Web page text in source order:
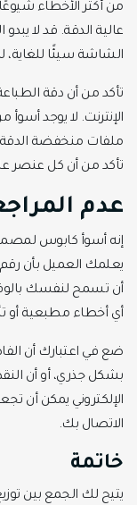
من أكثر الأخطاء
عالية الدقة. قد لا
الشاشة سيئًا
تأكد من أن دقة
الإنترنت. لا يوجد
ملفات منخفضة
تأكد من أن كل عنصر
عدم
إنه أسوأ كابوس
يعلمك العميل بأن
أن تسمح لنفسك
أي أخطاء مطبعية أو
ضع في اعتبارك أن
بشكل جذري، أو أن
الإلكتروني يمكن أن
الاتصال بك.
خاتمة
يتيح لك الجمع بين